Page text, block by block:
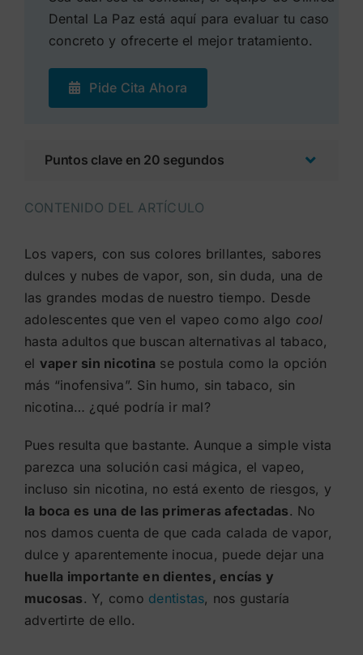
Dental La Paz está aquí para evaluar tu caso
concreto y ofrecerte el mejor tratamiento.
Pide Cita Ahora
Puntos clave en 20 segundos
CONTENIDO DEL ARTÍCULO
Los vapers, con sus colores brillantes, sabores
dulces y nubes de vapor, son, sin duda, una de
las grandes modas de nuestro tiempo. Desde
adolescentes que ven el vapeo como algo cool
hasta adultos que buscan alternativas al tabaco,
el vaper sin nicotina se postula como la opción
más “inofensiva”. Sin humo, sin tabaco, sin
nicotina… ¿qué podría ir mal?
Pues resulta que bastante. Aunque a simple vista
parezca una solución casi mágica, el vapeo,
incluso sin nicotina, no está exento de riesgos, y
la boca es una de las primeras afectadas. No
nos damos cuenta de que cada calada de vapor,
dulce y aparentemente inocua, puede dejar una
huella importante en dientes, encías y
mucosas. Y, como dentistas, nos gustaría
advertirte de ello.